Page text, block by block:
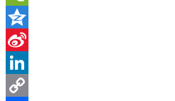
WeChat
Qzone
Sina
Weibo
LinkedIn